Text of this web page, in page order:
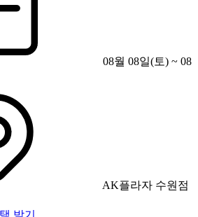
08월 08일(토) ~ 08
AK플라자 수원점
받기